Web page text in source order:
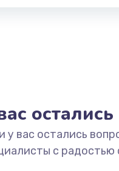
у вас остались
с радостью